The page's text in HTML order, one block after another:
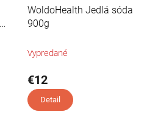
WoldoHealth Jedlá sóda
900g
Vypredané
€12
Detail